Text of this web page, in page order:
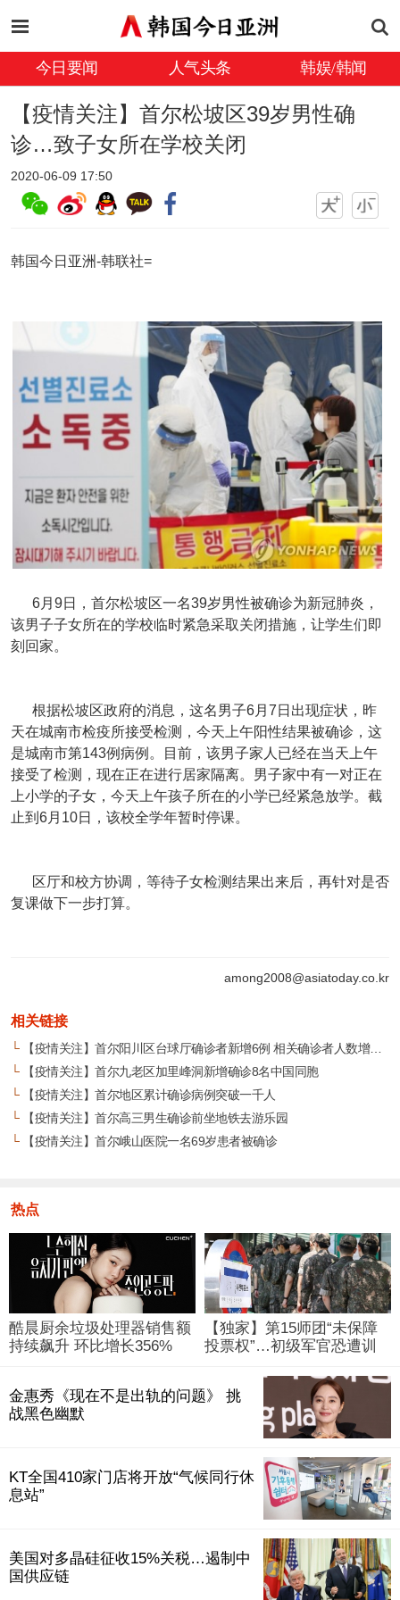
今日要闻 人气头条 韩娱/韩闻
【疫情关注】首尔松坡区39岁男性确
诊…致子女所在学校关闭
2020-06-09 17:50
韩国今日亚洲-韩联社=
6月9日，首尔松坡区一名39岁男性被确诊为新冠肺炎，
该男子子女所在的学校临时紧急采取关闭措施，让学生们即
刻回家。
根据松坡区政府的消息，这名男子6月7日出现症状，昨
天在城南市检疫所接受检测，今天上午阳性结果被确诊，这
是城南市第143例病例。目前，该男子家人已经在当天上午
接受了检测，现在正在进行居家隔离。男子家中有一对正在
上小学的子女，今天上午孩子所在的小学已经紧急放学。截
止到6月10日，该校全学年暂时停课。
区厅和校方协调，等待子女检测结果出来后，再针对是否
复课做下一步打算。
among2008@asiatoday.co.kr
相关链接
└【疫情关注】首尔阳川区台球厅确诊者新增6例 相关确诊者人数增至51名
└【疫情关注】首尔九老区加里峰洞新增确诊8名中国同胞
└【疫情关注】首尔地区累计确诊病例突破一千人
└【疫情关注】首尔高三男生确诊前坐地铁去游乐园
└【疫情关注】首尔峨山医院一名69岁患者被确诊
热点
酷晨厨余垃圾处理器销售额
持续飙升 环比增长356%
【独家】第15师团“未保障
投票权”…初级军官恐遭训
金惠秀《现在不是出轨的问题》 挑
战黑色幽默
KT全国410家门店将开放“气候同行休
息站”
美国对多晶硅征收15%关税…遏制中
国供应链